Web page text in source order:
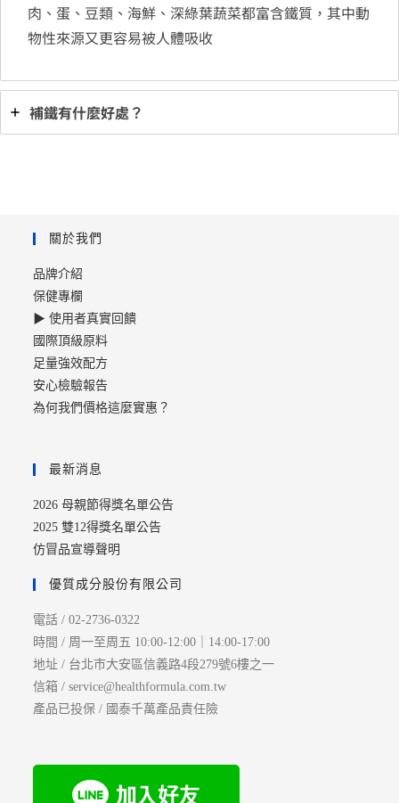
食品營養成分資料庫(新版)
肉、蛋、豆類、海鮮、深綠葉蔬菜都富含鐵質，其中動
物性來源又更容易被人體吸收
補鐵有什麼好處？
關於我們
品牌介紹
保健專欄
▶ 使用者真實回饋
國際頂級原料
足量強效配方
安心檢驗報告
為何我們價格這麼實惠？
最新消息
2026 母親節得獎名單公告
2025 雙12得獎名單公告
仿冒品宣導聲明
優質成分股份有限公司
電話 / 02-2736-0322
時間 / 周一至周五 10:00-12:00｜14:00-17:00
地址 / 台北市大安區信義路4段279號6樓之一
信箱 / service@healthformula.com.tw
產品已投保 / 國泰千萬產品責任險